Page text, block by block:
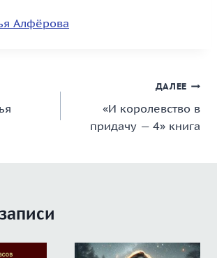
Алфёрова
ДАЛЕЕ
«И королевство в
придачу — 4» книга